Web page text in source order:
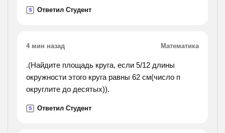
тракторы. 10)хотя в году мы и неплохо
S Ответил Студент
4 мин назад Математика
.(Найдите площадь круга, если 5/12 длины
окружности этого круга равны 62 см(число п
округлите до десятых)).
S Ответил Студент